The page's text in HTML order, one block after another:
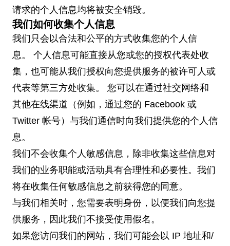
请求的个人信息均将被安全销毁。
我们如何收集个人信息
我们只会以合法和公平的方式收集您的个人信
息。 个人信息可能直接从您或您的授权代表处收
集，也可能从我们授权向您提供服务的被许可人或
代表等第三方处收集。 您可以在通过社交网络和
其他在线渠道（例如，通过您的 Facebook 或
Twitter 帐号）与我们通信时向我们提供您的个人信
息。
我们不会收集个人敏感信息，除非收集这些信息对
我们的业务职能或活动具有合理性和必要性。我们
将在收集任何敏感信息之前获得您的同意。
与我们相关时，您需要表明身份，以便我们向您提
供服务，因此我们不接受使用假名。
如果您访问我们的网站，我们可能会以 IP 地址和/